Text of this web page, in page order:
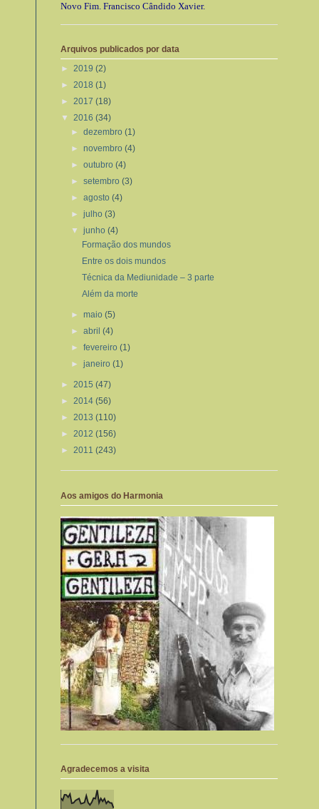
Novo Fim. Francisco Cândido Xavier.
Arquivos publicados por data
► 2019 (2)
► 2018 (1)
► 2017 (18)
▼ 2016 (34)
►dezembro(1)
►novembro(4)
►outubro(4)
►setembro(3)
►agosto(4)
►julho(3)
▼junho(4)
Formação dos mundos
Entre os dois mundos
Técnica da Mediunidade – 3 parte
Além da morte
►maio(5)
►abril(4)
►fevereiro(1)
►janeiro(1)
► 2015 (47)
► 2014 (56)
► 2013 (110)
► 2012 (156)
► 2011 (243)
Aos amigos do Harmonia
Agradecemos a visita